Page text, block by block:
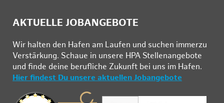
AKTUELLE JOBANGEBOTE
Wir hal­ten den Ha­fen am Lau­fen und su­chen im­mer­zu
Ver­stär­kung. Schau­e in un­se­re HPA Stel­len­an­ge­bo­te
und fin­de deine be­ruf­li­che Zu­kunft bei uns im Ha­fen.
Hier findest Du unsere aktuellen Jobangebote